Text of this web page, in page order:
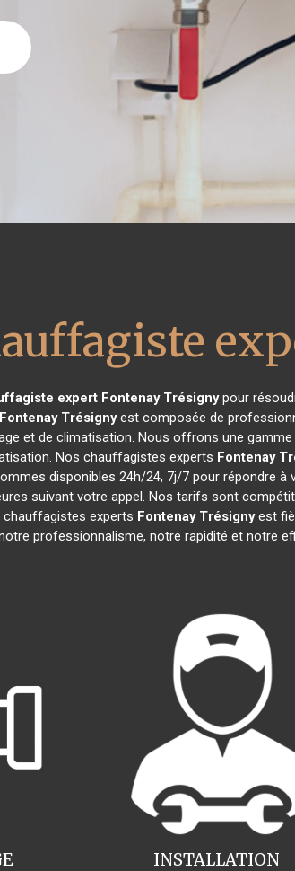
expert Fontenay Trésignypour
Fontenay Trésignyest composée de
et de climatisation. Nous offrons une
Nos chauffagistes experts Fontenay
disponibles 24h/24, 7j/7 pour répondre
suivant votre appel. Nos tarifs sont
chauffagistes experts Fontenay Trésignyest
professionnalisme, notre rapidité et notre
INSTALLATION